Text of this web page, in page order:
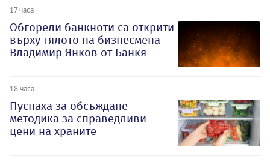
17 часа
Обгорели банкноти са открити
върху тялото на бизнесмена
Владимир Янков от Банкя
18 часа
Пуснаха за обсъждане
методика за справедливи
цени на храните